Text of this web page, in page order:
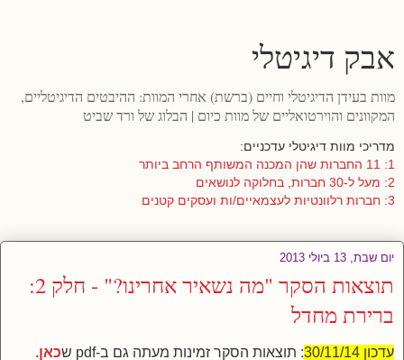
אבק דיגיטלי
מוות בעידן הדיגיטלי וחיים (ברשת) אחרי המוות: ההיבטים הדיגיטליים,
המקוונים והוירטואליים של מוות כיום | הבלוג של ורד שביט
מדריכי מוות דיגיטלי עדכניים:
1: 11 החברות שהן המכנה המשותף הרחב ביותר
2: מעל ל-30 חברות, בחלוקה לנושאים
3: חברות רלוונטיות לעצמאיים/ות ועסקים קטנים
יום שבת, 13 ביולי 2013
תוצאות הסקר "מה נשאיר אחרינו?" - חלק 2:
ברירת מחדל
עדכון 30/11/14 : תוצאות הסקר זמינות מעתה גם ב-pdf ש כאן.